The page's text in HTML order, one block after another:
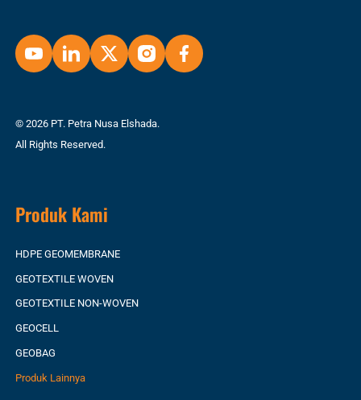
© 2026 PT. Petra Nusa Elshada.
All Rights Reserved.
Produk Kami
HDPE GEOMEMBRANE
GEOTEXTILE WOVEN
GEOTEXTILE NON-WOVEN
GEOCELL
GEOBAG
Produk Lainnya